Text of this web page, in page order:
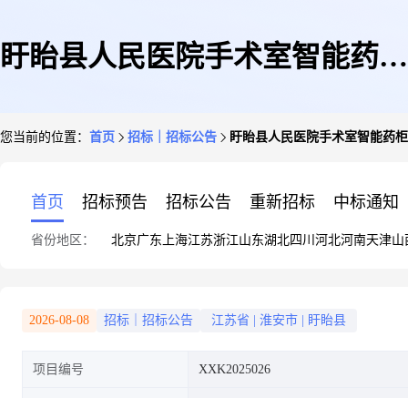
盱眙县人民医院手术室智能药柜
您当前的位置： 首页 招标｜招标公告 盱眙县人民医院手术室智能药
首页 招标预告 招标公告 重新招标 中标通知
省份地区： 北京广东 上海江苏浙江山东湖北四川 河北河南天津山
2026-08-08 招标｜招标公告 江苏省 淮安市 盱眙县
项目编号 XXK2025026